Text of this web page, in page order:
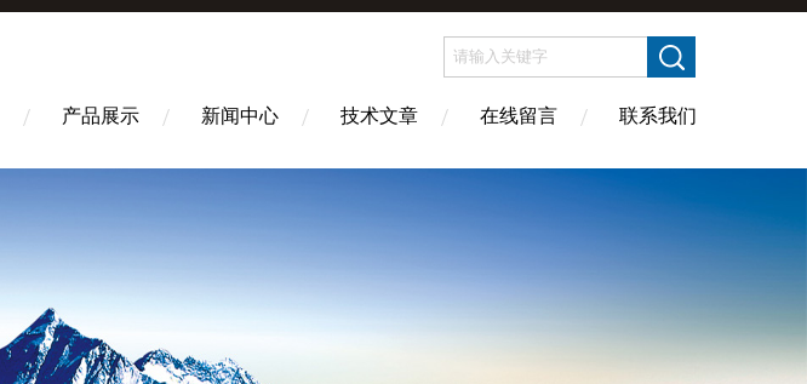
产品展示 新闻中心 技术文章 在线留言 联系我们